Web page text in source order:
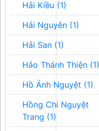
Hải Kiều (1)
Hải Nguyên (1)
Hải San (1)
Hảo Thánh Thiện (1)
Hồ Ánh Nguyệt (1)
Hồng Chi Nguyệt
Trang (1)